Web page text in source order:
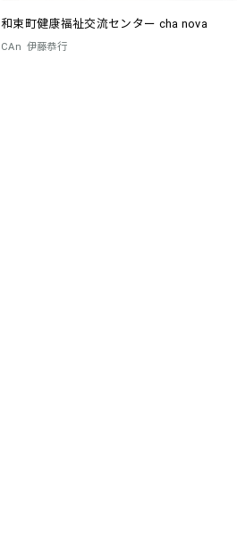
和束町健康福祉交流センター cha nova
CAn 伊藤恭行